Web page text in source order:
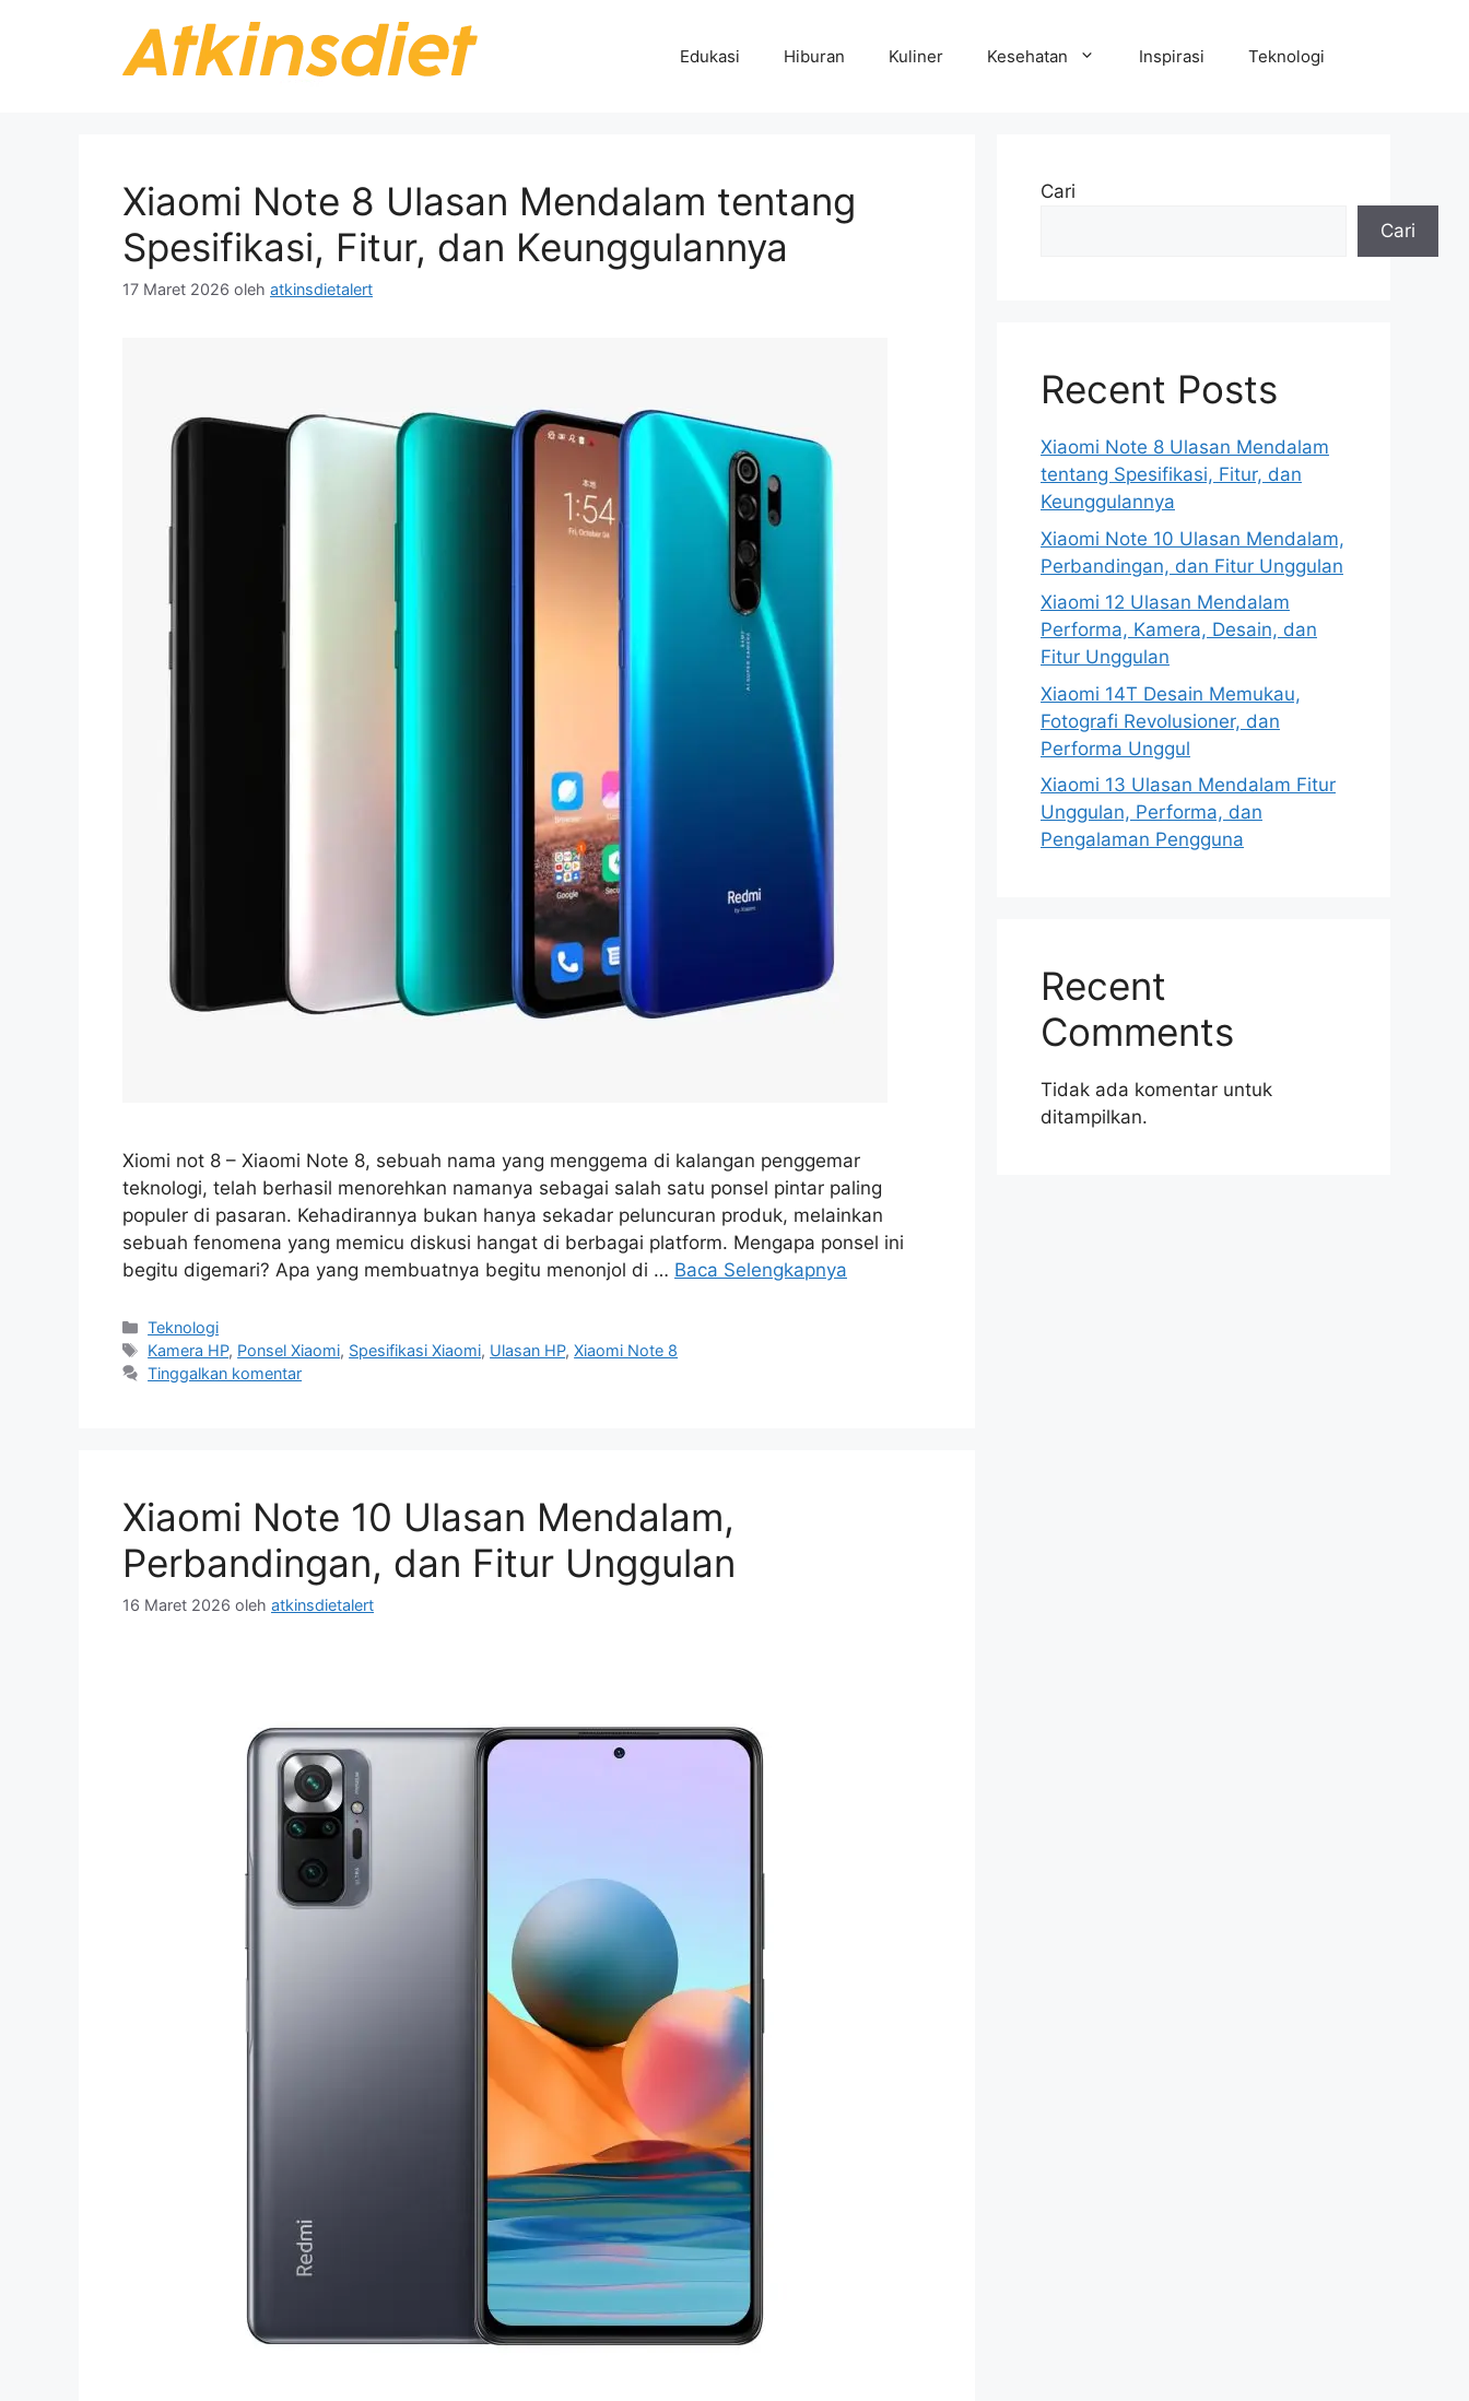
Edukasi Hiburan Kuliner Kesehatan Inspirasi Teknologi
Xiaomi Note 8 Ulasan Mendalam tentang
Spesifikasi, Fitur, dan Keunggulannya
17 Maret 2026 oleh atkinsdietalert
Xiomi not 8 – Xiaomi Note 8, sebuah nama yang menggema di kalangan penggemar
teknologi, telah berhasil menorehkan namanya sebagai salah satu ponsel pintar paling
populer di pasaran. Kehadirannya bukan hanya sekadar peluncuran produk, melainkan
sebuah fenomena yang memicu diskusi hangat di berbagai platform. Mengapa ponsel ini
begitu digemari? Apa yang membuatnya begitu menonjol di … Baca Selengkapnya
Kategori
Teknologi
Tag
Kamera HP, Ponsel Xiaomi, Spesifikasi Xiaomi, Ulasan HP,Xiaomi Note 8
Tinggalkan komentar
Xiaomi Note 10 Ulasan Mendalam,
Perbandingan, dan Fitur Unggulan
16 Maret 2026 oleh atkinsdietalert
Cari
Cari
Recent Posts
Xiaomi Note 8 Ulasan Mendalam
tentang Spesifikasi, Fitur, dan
Keunggulannya
Xiaomi Note 10 Ulasan Mendalam,
Perbandingan, dan Fitur Unggulan
Xiaomi 12 Ulasan Mendalam
Performa, Kamera, Desain, dan
Fitur Unggulan
Xiaomi 14T Desain Memukau,
Fotografi Revolusioner, dan
Performa Unggul
Xiaomi 13 Ulasan Mendalam Fitur
Unggulan, Performa, dan
Pengalaman Pengguna
Recent
Comments
Tidak ada komentar untuk
ditampilkan.